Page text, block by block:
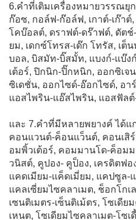
6.คำที่เติมเครื่องหมายวรรณยุ
ก๊อซ, กอล์ฟ-ก๊อล์ฟ, เกาต์-เก๊า
โคบ๊อลต์, ดราฟต์-ดร๊าฟต์, ดัตช์
ยม, เดกซ์โทรส-เด๊ก โทรัส, เต็
บอล, บิสมัท-บิ๊สมั้ท, แบงก์-แบ๊ง
เต้อร์, ปิกนิก-ปิ๊กหนิก, ออกซิเจ
ซิเดชั่น, ออกไซด์-อ๊อกไซด์, อาร์
แอสไพริน-แอ๊สไพริน, แอสฟัล
และ 7.คำที่มีหลายพยางค์ ได้แ
คอนแวนต์-ค็อนแว็นต์, คอนเสิ
อมพิ้วเต้อร์, คอมมานโด-ค็อม
วนิสต์, คูปอง- คูป็อง, เครดิตฟอ
แคดเมียม-แค็ดเมี่ยม, แคปซูล-
แคลเซี่ยมไซคลาเมต, ช็อกโก
เซนติเมตร-เซ็นติเม้ตร, โซเดี
เหนต, โซเดียมไซคลาเมต-โซ